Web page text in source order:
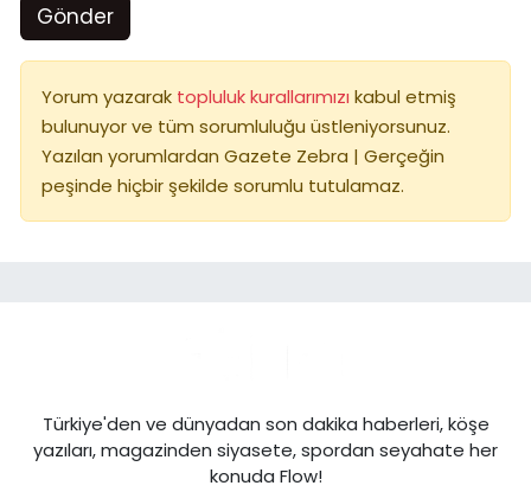
Gönder
Yorum yazarak topluluk kurallarımızı kabul etmiş
bulunuyor ve tüm sorumluluğu üstleniyorsunuz.
Yazılan yorumlardan Gazete Zebra | Gerçeğin
peşinde hiçbir şekilde sorumlu tutulamaz.
Türkiye'den ve dünyadan son dakika haberleri, köşe
yazıları, magazinden siyasete, spordan seyahate her
konuda Flow!